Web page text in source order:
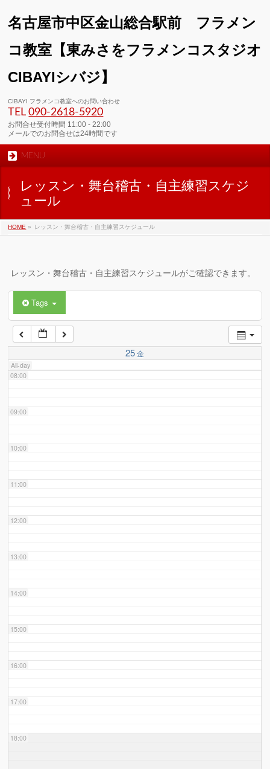
名古屋市中区金山総合駅前 フラメン
コ教室【東みさをフラメンコスタジオ
CIBAYIシバジ】
CIBAYI フラメンコ教室へのお問い合わせ
TEL090-2618‐5920
お問合せ受付時間 11:00 - 22:00
メールでのお問合せは24時間です
MENU
レッスン・舞台稽古・自主練習スケジ
ュール
HOME » レッスン・舞台稽古・自主練習スケジュール
レッスン・舞台稽古・自主練習スケジュールがご確認できます。
Tags
25 金
All-day
01:00
02:00
03:00
04:00
06:00
07:00
08:00
09:00
10:00
11:00
12:00
13:00
14:00
15:00
16:00
17:00
18:00